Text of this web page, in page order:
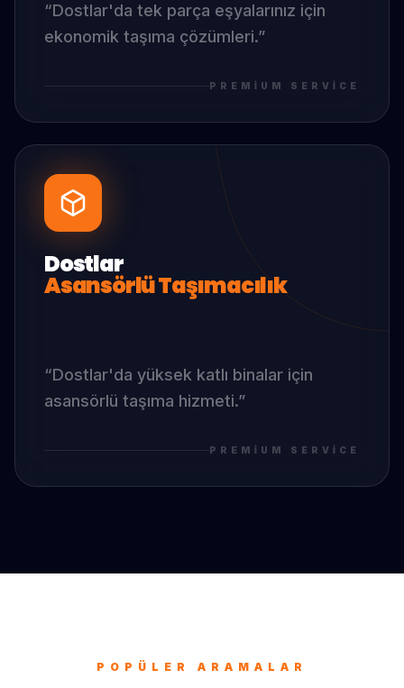
“Dostlar'da tek parça eşyalarınız için
ekonomik taşıma çözümleri.”
PREMIUM SERVICE
Dostlar
Asansörlü Taşımacılık
“Dostlar'da yüksek katlı binalar için
asansörlü taşıma hizmeti.”
PREMIUM SERVICE
POPÜLER ARAMALAR